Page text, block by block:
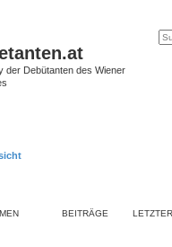
der Debütanten des Wiener
BEITRÄGE